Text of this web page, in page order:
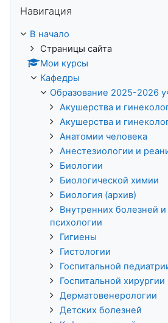
Навигация
В начало
Страницы сайта
Мои курсы
Кафедры
Образование 2025-2026
Акушерства и
Акушерства и
Анатомии человека
Анестезиологии и
Биологии
Биологической химии
Биология (архив)
Внутренних болезней
психологии
Гигиены
Гистологии
Госпитальной
Госпитальной хирургии
Дерматовенерологии
Детских болезней